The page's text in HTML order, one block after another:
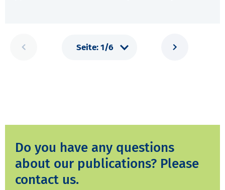
Do you have any questions
about our publications? Please
contact us.